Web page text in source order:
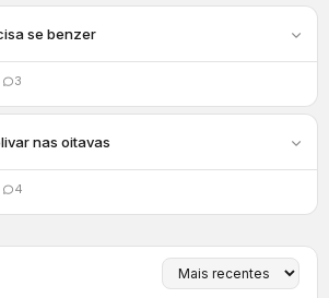
se benzer
3
nas oitavas
4